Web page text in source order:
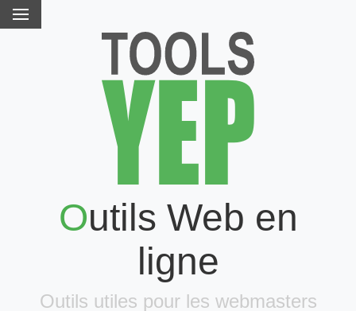
Outils Web en
ligne
Outils utiles pour les webmasters